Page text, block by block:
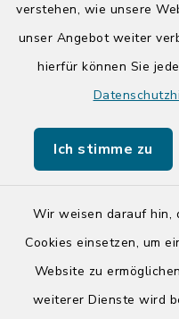
verstehen, wie unsere
unser Angebot weiter
hierfür können Sie
Ich stimme zu
Wir weisen darauf hin,
Cookies einsetzen, um
Website zu
weiterer Dienste wird
Tourist-Info der